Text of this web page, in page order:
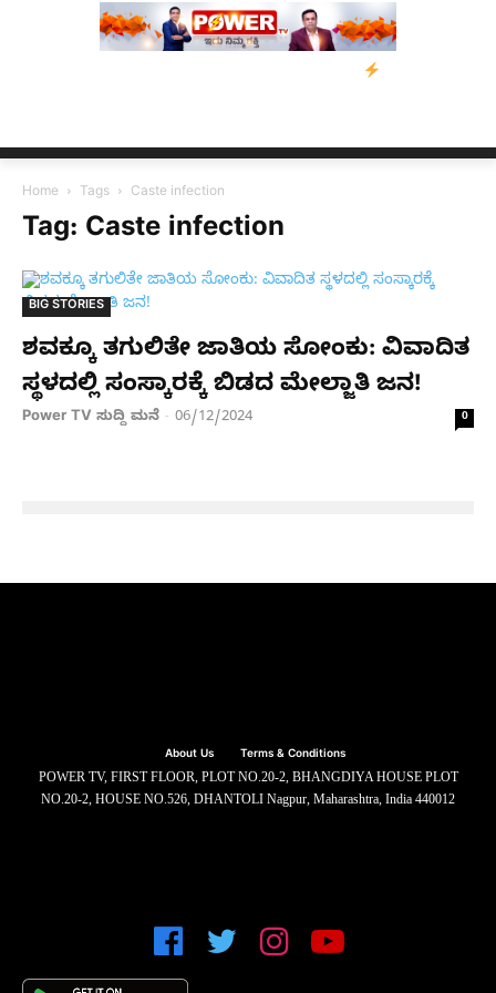
ಬೀರೇನ್ ಸಿಂಗ್
Home Tags Caste infection
Tag: Caste infection
BIG STORIES
ಶವಕ್ಕೂ ತಗುಲಿತೇ ಜಾತಿಯ ಸೋಂಕು: ವಿವಾದಿತ
ಸ್ಥಳದಲ್ಲಿ ಸಂಸ್ಕಾರಕ್ಕೆ ಬಿಡದ ಮೇಲ್ಜಾತಿ ಜನ!
Power TV ಸುದ್ದಿ ಮನೆ - 06/12/2024 0
About Us Terms & Conditions
POWER TV, FIRST FLOOR, PLOT NO.20-2, BHANGDIYA HOUSE PLOT
NO.20-2, HOUSE NO.526, DHANTOLI Nagpur, Maharashtra, India 440012